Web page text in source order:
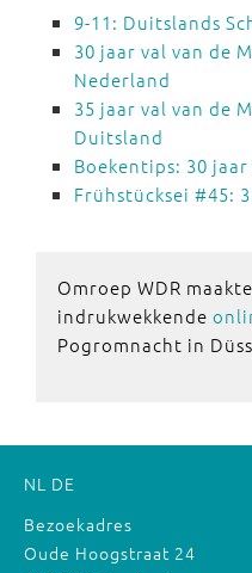
9-11: Duitslands
30 jaar val van de
Nederland
35 jaar val van de
Duitsland
Boekentips: 30
Frühstücksei #45:
Omroep WDR
indrukwekkende
Pogromnacht in
NL DE
Bezoekadres
Oude Hoogstraat 24